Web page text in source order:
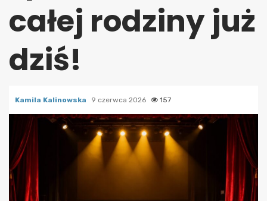
całej rodziny już
dziś!
Kamila Kalinowska 9 czerwca 2026 157